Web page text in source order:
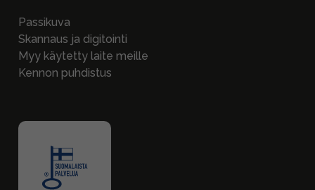
Passikuva
Skannaus ja digitointi
Myy käytetty laite meille
Kennon puhdistus